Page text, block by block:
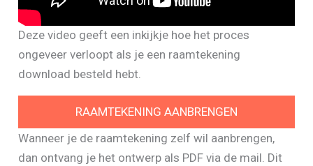
Deze video geeft een inkijkje hoe het proces
ongeveer verloopt als je een raamtekening
download besteld hebt.
RAAMTEKENING AANBRENGEN
Wanneer je de raamtekening zelf wil aanbrengen,
dan ontvang je het ontwerp als PDF via de mail. Dit